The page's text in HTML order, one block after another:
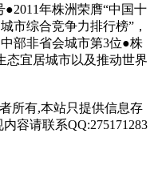
年株洲荣膺“中国十
市综合竞争力排行榜”，
部非省会城市第3位●株
态宜居城市以及推动世界
所有,本站只提供信息存
容请联系QQ:275171283